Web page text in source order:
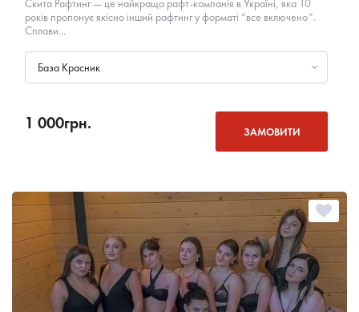
Скита Рафтинг — це найкраща рафт-компанія в Україні, яка 10
років пропонує якісно інший рафтинг у форматі “все включено”.
Сплави...
База Красник
1 000грн. ЗАМОВИТИ